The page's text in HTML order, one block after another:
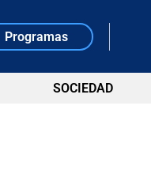
Programas
SOCIEDAD